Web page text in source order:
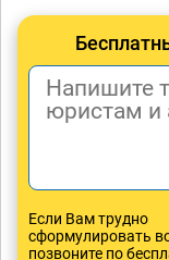
Если Вам трудно
сформулировать
позвоните по